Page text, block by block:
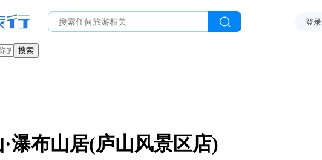
登录
搜索
·瀑布山居(庐山风景区店)